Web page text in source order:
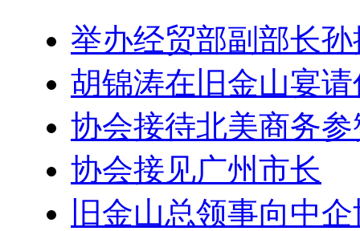
举办经贸部副部长
胡锦涛在旧金山宴
协会接待北美商务
协会接见广州市长
旧金山总领事向中